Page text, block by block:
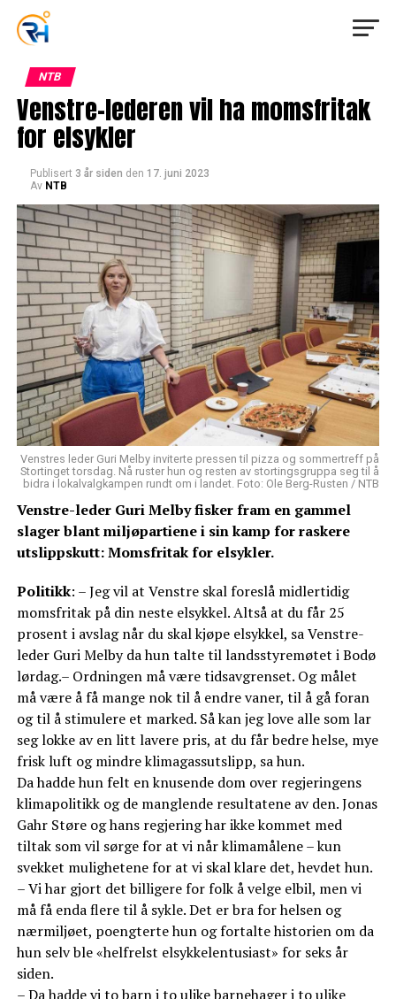
NTB
Venstre-lederen vil ha momsfritak
for elsykler
Publisert 3 år siden den 17. juni 2023
Av NTB
Venstres leder Guri Melby inviterte pressen til pizza og sommertreff på
Stortinget torsdag. Nå ruster hun og resten av stortingsgruppa seg til å
bidra i lokalvalgkampen rundt om i landet. Foto: Ole Berg-Rusten / NTB
Venstre-leder Guri Melby fisker fram en gammel
slager blant miljøpartiene i sin kamp for raskere
utslippskutt: Momsfritak for elsykler.
Politikk: – Jeg vil at Venstre skal foreslå midlertidig
momsfritak på din neste elsykkel. Altså at du får 25
prosent i avslag når du skal kjøpe elsykkel, sa Venstre-
leder Guri Melby da hun talte til landsstyremøtet i Bodø
lørdag.– Ordningen må være tidsavgrenset. Og målet
må være å få mange nok til å endre vaner, til å gå foran
og til å stimulere et marked. Så kan jeg love alle som lar
seg lokke av en litt lavere pris, at du får bedre helse, mye
frisk luft og mindre klimagassutslipp, sa hun.
Da hadde hun felt en knusende dom over regjeringens
klimapolitikk og de manglende resultatene av den. Jonas
Gahr Støre og hans regjering har ikke kommet med
tiltak som vil sørge for at vi når klimamålene – kun
svekket mulighetene for at vi skal klare det, hevdet hun.
– Vi har gjort det billigere for folk å velge elbil, men vi
må få enda flere til å sykle. Det er bra for helsen og
nærmiljøet, poengterte hun og fortalte historien om da
hun selv ble «helfrelst elsykkelentusiast» for seks år
siden.
– Da hadde vi to barn i to ulike barnehager i to ulike